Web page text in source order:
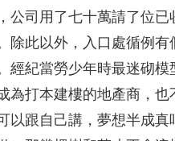
司用了七十萬請了位已
除此以外，入口處循例
經紀當勞少年時最迷砌
打本建樓的地產商，也
以跟自己講，夢想半成真